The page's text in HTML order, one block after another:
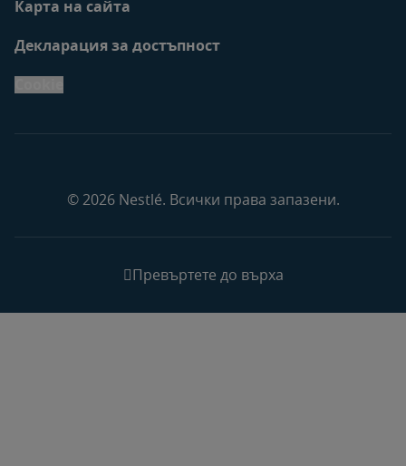
Карта на сайта
Декларация за достъпност
© 2026 Nestlé. Всички права запазени.
Превъртете до върха